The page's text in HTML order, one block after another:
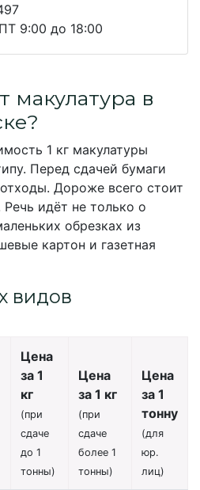
9:00 до 18:00
макулатура в
1 кг макулатуры
Перед сдачей бумаги
Дороже всего стоит
идёт не только о
обрезках из
картон и газетная
видов
Цена
за 1
кг
(при
сдаче
до 1
тонны)
Цена
за 1 кг
(при
сдаче
более 1
тонны)
Цена
за 1
тонну
(для
юр.
лиц)